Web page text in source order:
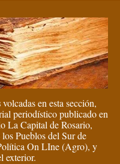
volcadas en esta sección,
periodístico publicado en
La Capital de Rosario,
Pueblos del Sur de
On LIne (Agro), y
exterior.